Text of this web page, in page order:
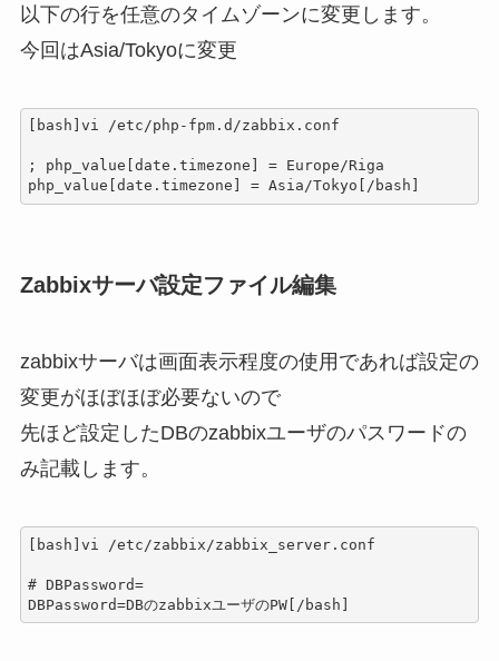
以下の行を任意のタイムゾーンに変更します。
今回はAsia/Tokyoに変更
[bash]vi /etc/php-fpm.d/zabbix.conf
; php_value[date.timezone] = Europe/Riga
php_value[date.timezone] = Asia/Tokyo[/bash]
Zabbixサーバ設定ファイル編集
zabbixサーバは画面表示程度の使用であれば設定の
変更がほぼほぼ必要ないので
先ほど設定したDBのzabbixユーザのパスワードの
み記載します。
[bash]vi /etc/zabbix/zabbix_server.conf
# DBPassword=
DBPassword=DBのzabbixユーザのPW[/bash]